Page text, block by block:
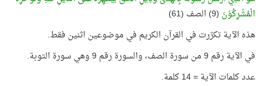
الْمُشْرِكُوْنَ (9) الصف (61)
هذه الآية تكرّرت في القرآن الكريم في موضوعين اثنين فقط.
في الآية رقم 9 من سورة الصف، والسورة رقم 9 وهي سورة التوبة.
عدد كلمات الآية = 14 كلمة.